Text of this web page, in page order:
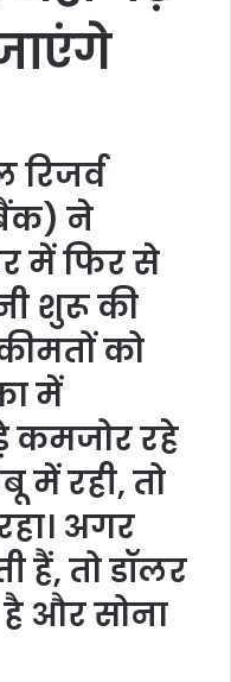
ने
में फिर से
शुरू की
को
में
कमजोर रहे
में रही, तो
अगर
हैं, तो डॉलर
और सोना